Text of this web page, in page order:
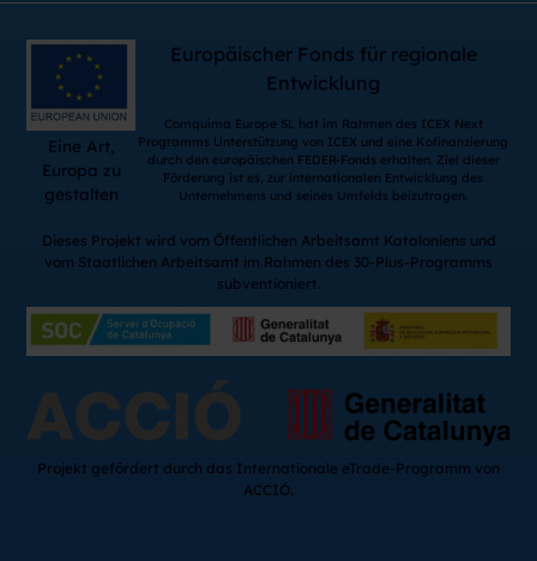
Eine Art,
Europa zu
gestalten
Europäischer Fonds für regionale
Entwicklung
Comquima Europe SL hat im Rahmen des ICEX Next
Programms Unterstützung von ICEX und eine Kofinanzierung
durch den europäischen FEDER-Fonds erhalten. Ziel dieser
Förderung ist es, zur internationalen Entwicklung des
Unternehmens und seines Umfelds beizutragen.
Dieses Projekt wird vom Öffentlichen Arbeitsamt Kataloniens und
vom Staatlichen Arbeitsamt im Rahmen des 30-Plus-Programms
subventioniert.
Projekt gefördert durch das Internationale eTrade-Programm von
ACCIÓ.